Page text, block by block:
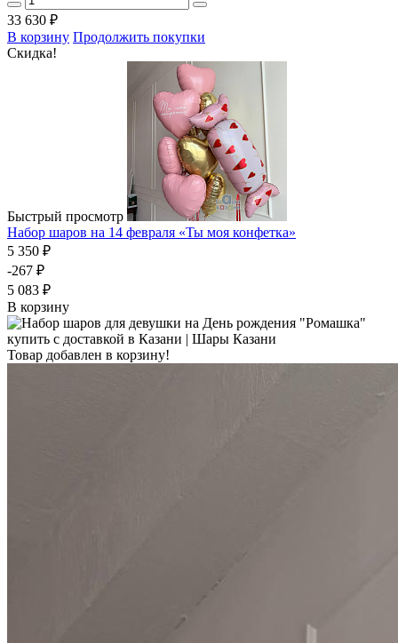
33 630 ₽
В корзину Продолжить покупки
Скидка!
Быстрый просмотр
Набор шаров на 14 февраля «Ты моя конфетка»
5 350 ₽
-267 ₽
5 083 ₽
В корзину
Товар добавлен в корзину!